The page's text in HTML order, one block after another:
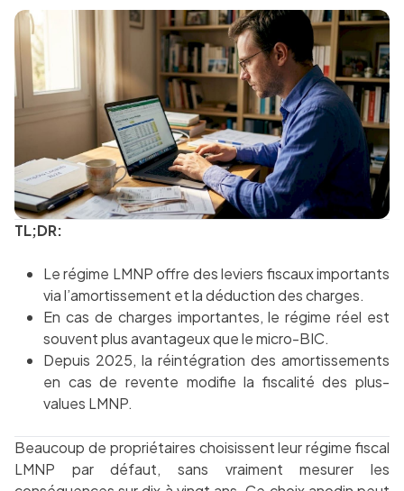
TL;DR:
Le régime LMNP offre des leviers fiscaux importants
via l’amortissement et la déduction des charges.
En cas de charges importantes, le régime réel est
souvent plus avantageux que le micro-BIC.
Depuis 2025, la réintégration des amortissements
en cas de revente modifie la fiscalité des plus-
values LMNP.
Beaucoup de propriétaires choisissent leur régime fiscal
LMNP par défaut, sans vraiment mesurer les